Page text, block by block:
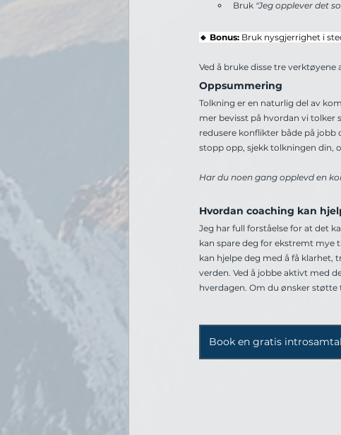
Bruk "Jeg opplever det
🔹 Bonus: Bruk nysgjerrighet i
Ved å bruke disse tre
Oppsummering
Tolkning er en naturlig del av
mer bevisst på hvordan vi tolker
redusere konflikter både på jobb
stopp opp, sjekk tolkningen din,
Har du noen gang opplevd en
Hvordan coaching kan
Jeg har full forståelse for at det
kan spare deg for ekstremt mye
kan hjelpe deg med å få klarhet,
verden. Ved å jobbe aktivt med
hverdagen. Om du ønsker støtte
Book en gratis